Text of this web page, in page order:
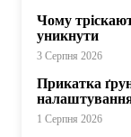
Чому
уникнути
3 Серпня 2026
Прикатка
1 Серпня 2026